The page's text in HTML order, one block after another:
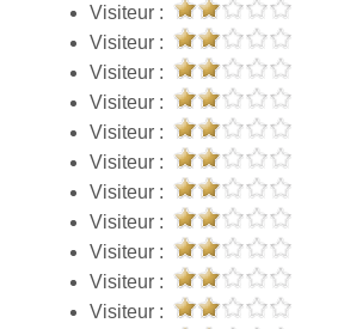
Visiteur :
Visiteur :
Visiteur :
Visiteur :
Visiteur :
Visiteur :
Visiteur :
Visiteur :
Visiteur :
Visiteur :
Visiteur :